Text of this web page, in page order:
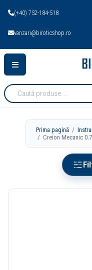
(+40) 752-184-518
vanzari@biroticshop.ro
Cauta
produse:
Prima pagină /
/ Creion Mecanic